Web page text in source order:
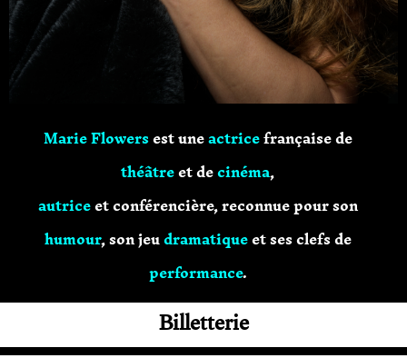
Marie Flowersest uneactricefrançaise de
théâtreet decinéma,
autriceet conférencière, reconnue pour son
humour, son jeudramatiqueet ses clefs de
performance.
Billetterie